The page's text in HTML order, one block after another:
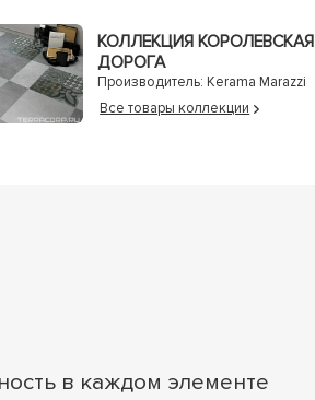
КОЛЛЕКЦИЯ КОРОЛЕВСКАЯ
ДОРОГА
Производитель: Kerama Marazzi
Все товары коллекции
в каждом элементе